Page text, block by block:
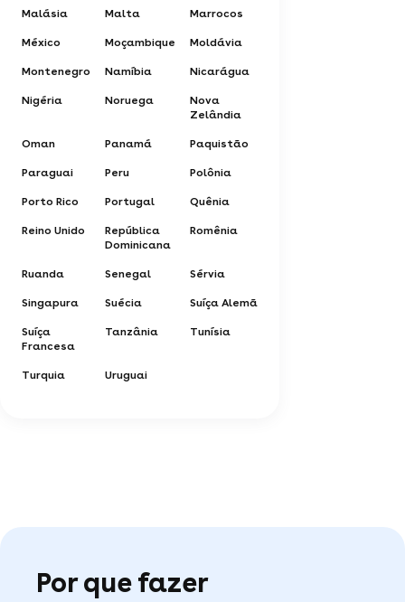
Malásia Malta Marrocos
México Moçambique Moldávia
Montenegro Namíbia Nicarágua
Nigéria Noruega
Nova
Zelândia
Oman Panamá Paquistão
Paraguai Peru Polônia
Porto Rico Portugal Quênia
Reino Unido
República
Dominicana
Romênia
Ruanda Senegal Sérvia
Singapura Suécia Suíça Alemã
Suíça
Francesa
Tanzânia Tunísia
Turquia Uruguai
Por que fazer